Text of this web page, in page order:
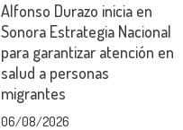
Alfonso Durazo inicia en
Sonora Estrategia Nacional
para garantizar atención en
salud a personas
migrantes
06/08/2026